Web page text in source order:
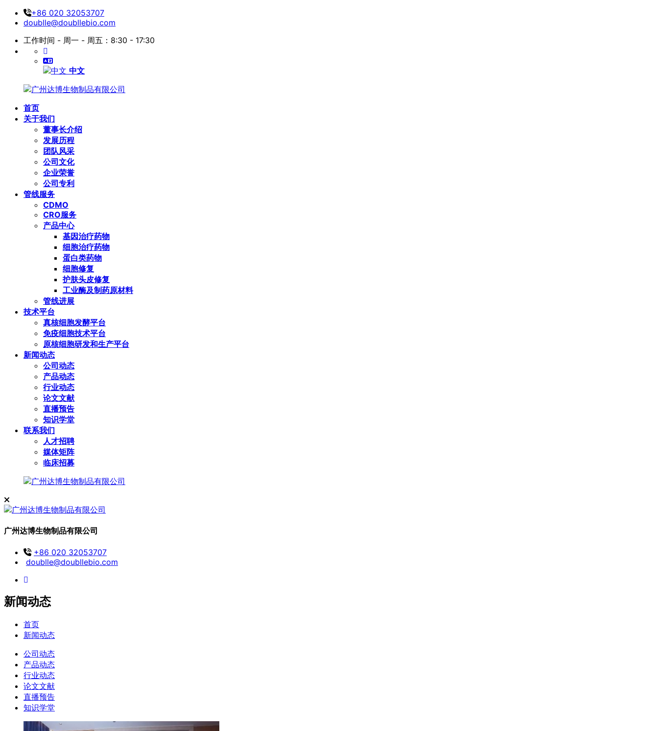
+86 020 32053707
doublle@doubllebio.com
工作时间 - 周一 - 周五：8:30 - 17:30
中文
首页
关于我们
董事长介绍
发展历程
团队风采
公司文化
企业荣誉
公司专利
管线服务
CDMO
CRO服务
产品中心
基因治疗药物
细胞治疗药物
蛋白类药物
细胞修复
护肤头皮修复
工业酶及制药原材料
管线进展
技术平台
真核细胞发酵平台
免疫细胞技术平台
原核细胞研发和生产平台
新闻动态
公司动态
产品动态
行业动态
论文文献
直播预告
知识学堂
联系我们
人才招聘
媒体矩阵
临床招募
广州达博生物制品有限公司
+86 020 32053707
doublle@doubllebio.com
新闻动态
首页
新闻动态
公司动态
产品动态
行业动态
论文文献
直播预告
知识学堂